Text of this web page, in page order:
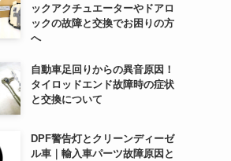
ックアクチュエーターやドアロ
ックの故障と交換でお困りの方
へ
自動車足回りからの異音原因！
タイロッドエンド故障時の症状
と交換について
DPF警告灯とクリーンディーゼ
ル車｜輸入車パーツ故障原因と